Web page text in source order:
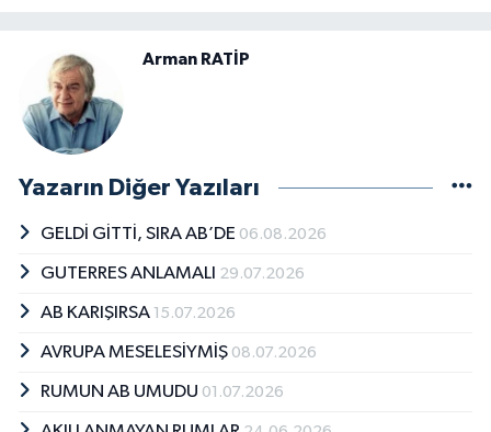
Arman RATİP
Yazarın Diğer Yazıları
GELDİ GİTTİ, SIRA AB’DE 06.08.2026
GUTERRES ANLAMALI 29.07.2026
AB KARIŞIRSA 15.07.2026
AVRUPA MESELESİYMİŞ 08.07.2026
RUMUN AB UMUDU 01.07.2026